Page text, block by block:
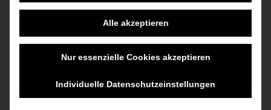
Im Oberkiefer: Wie viele Veneers benötigen Sie?
Alle akzeptieren
Nur essenzielle Cookies akzeptieren
Individuelle Datenschutzeinstellungen